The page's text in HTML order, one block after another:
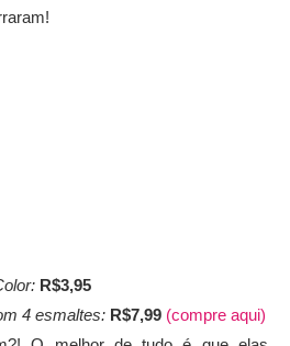
R$3,95
4 esmaltes: R$7,99 (compre aqui)